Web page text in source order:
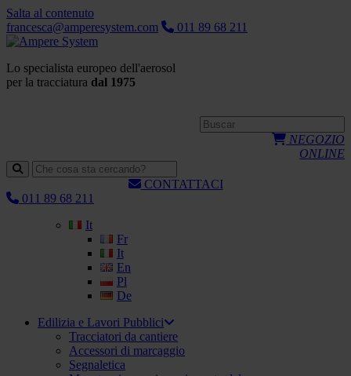
Salta al contenuto
francesca@amperesystem.com
011 89 68 211
Lo specialista europeo dell'aerosol
per la tracciatura dal 1975
NEGOZIO
ONLINE
CONTATTACI
011 89 68 211
It
Fr
It
En
Pl
De
Edilizia e Lavori Pubblici
Tracciatori da cantiere
Accessori di marcaggio
Segnaletica